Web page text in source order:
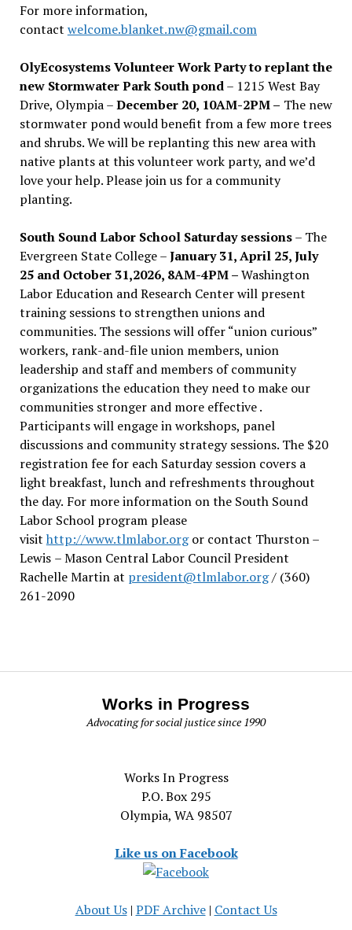
For more information,
contact welcome.blanket.nw@gmail.com
OlyEcosystems Volunteer Work Party to replant the
new Stormwater Park South pond– 1215 West Bay
Drive, Olympia –December 20, 10AM-2PM – The new
stormwater pond would benefit from a few more trees
and shrubs. We will be replanting this new area with
native plants at this volunteer work party, and we’d
love your help. Please join us for a community
planting.
South Sound Labor School Saturday sessions– The
Evergreen State College –January 31, April 25, July
25 and October 31,2026, 8AM-4PM –Washington
Labor Education and Research Center will present
training sessions to strengthen unions and
communities. The sessions will offer “union curious”
workers, rank-and-file union members, union
leadership and staff and members of community
organizations the education they need to make our
communities stronger and more effective .
Participants will engage in workshops, panel
discussions and community strategy sessions. The $20
registration fee for each Saturday session covers a
light breakfast, lunch and refreshments throughout
the day. For more information on the South Sound
Labor School program please
visit http://www.tlmlabor.orgor contact Thurston –
Lewis – Mason Central Labor Council President
Rachelle Martin at president@tlmlabor.org/ (360)
261-2090
Works in Progress
Advocating for social justice since 1990
Works In Progress
P.O. Box 295
Olympia, WA 98507
Like us on Facebook
About Us| PDF Archive| Contact Us